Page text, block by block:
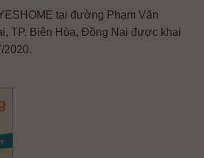
tại đường Phạm Văn
TP. Biên Hòa, Đồng Nai được khai
2020.